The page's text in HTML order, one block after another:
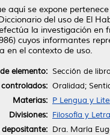
aquí se expone
del uso de El
la investigación en
cuyos informantes
en el contexto de uso.
elemento: Sección de
Oralidad;
Materias: P Lengua y
Divisiones: Filosofía y
depositante: Dra. María